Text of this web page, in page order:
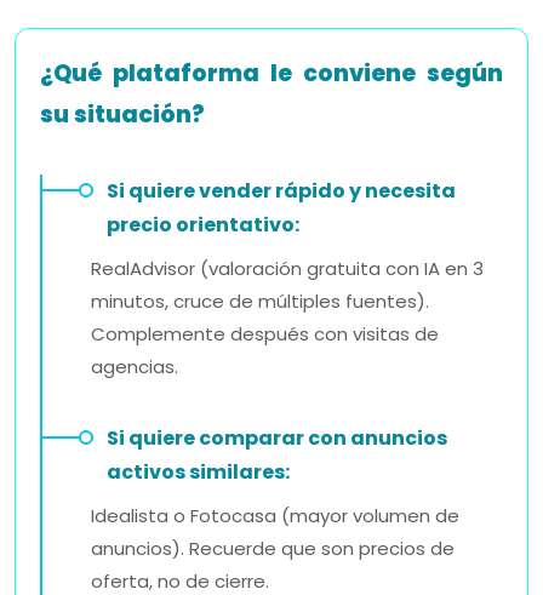
¿Qué plataforma le conviene según
su situación?
Si quiere vender rápido y necesita
precio orientativo:
RealAdvisor (valoración gratuita con IA en 3
minutos, cruce de múltiples fuentes).
Complemente después con visitas de
agencias.
Si quiere comparar con anuncios
activos similares:
Idealista o Fotocasa (mayor volumen de
anuncios). Recuerde que son precios de
oferta, no de cierre.